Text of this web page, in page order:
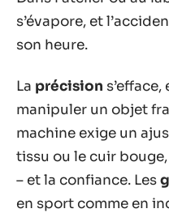
s’évapore, et
son heure.
La précision
manipuler un objet
machine exige un
tissu ou le cuir
– et la confiance. Les
en sport comme en